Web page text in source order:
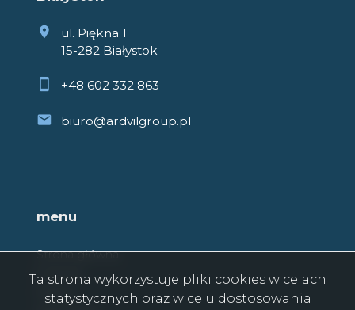
ul. Piękna 1
15-282 Białystok
+48 602 332 863
biuro@ardvilgroup.pl
menu
Strona główna
O firmie
Oferty
Ta strona wykorzystuje pliki cookies w celach
statystycznych oraz w celu dostosowania